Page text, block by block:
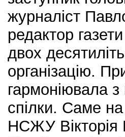
журналіст
редактор
двох
організацію.
гармоніювала
спілки. Саме
НСЖУ Вікторія